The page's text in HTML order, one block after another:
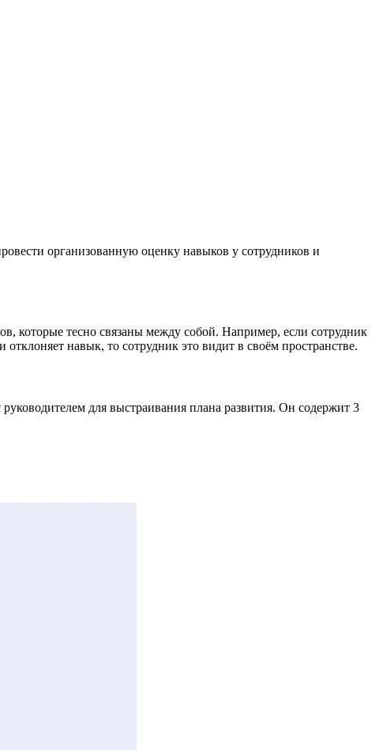
организованную оценку навыков у сотрудников и
которые тесно связаны между собой. Например, если сотрудник
навык, то сотрудник это видит в своём пространстве.
для выстраивания плана развития. Он содержит 3